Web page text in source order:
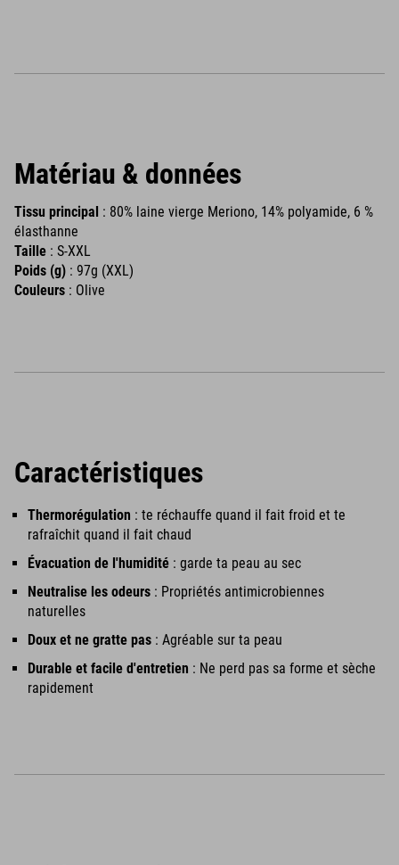
Matériau & données
Tissu principal : 80% laine vierge Meriono, 14% polyamide, 6 %
élasthanne
Taille : S-XXL
Poids (g) : 97g (XXL)
Couleurs : Olive
Caractéristiques
Thermorégulation : te réchauffe quand il fait froid et te
rafraîchit quand il fait chaud
Évacuation de l'humidité : garde ta peau au sec
Neutralise les odeurs : Propriétés antimicrobiennes
naturelles
Doux et ne gratte pas : Agréable sur ta peau
Durable et facile d'entretien : Ne perd pas sa forme et sèche
rapidement